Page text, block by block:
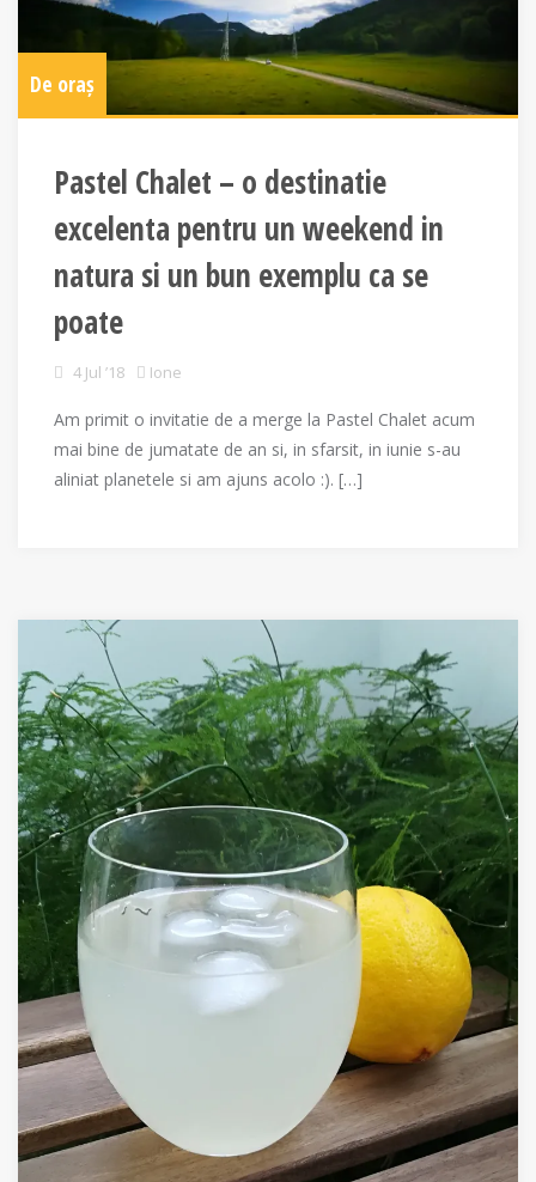
De oraș
Pastel Chalet – o destinatie
excelenta pentru un weekend in
natura si un bun exemplu ca se
poate
4 Jul ’18 Ione
Am primit o invitatie de a merge la Pastel Chalet acum
mai bine de jumatate de an si, in sfarsit, in iunie s-au
aliniat planetele si am ajuns acolo :). […]